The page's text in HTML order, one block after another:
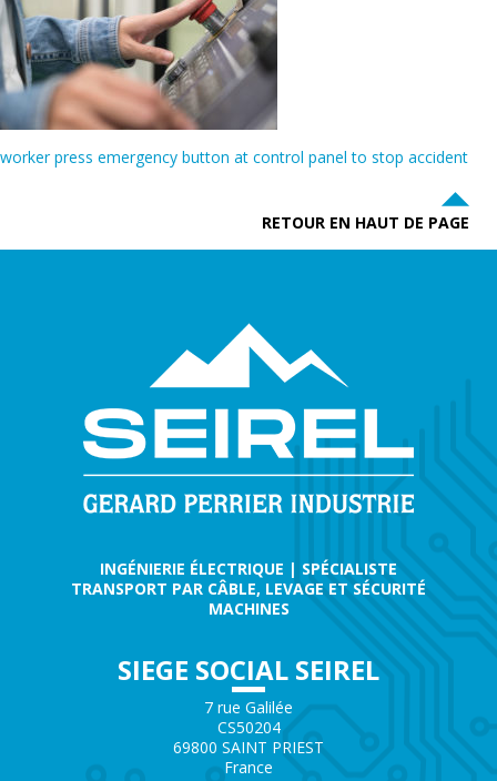
worker press emergency button at control panel to stop accident
RETOUR EN HAUT DE PAGE
INGÉNIERIE ÉLECTRIQUE | SPÉCIALISTE
TRANSPORT PAR CÂBLE, LEVAGE ET SÉCURITÉ
MACHINES
SIEGE SOCIAL SEIREL
7 rue Galilée
CS50204
69800 SAINT PRIEST
France